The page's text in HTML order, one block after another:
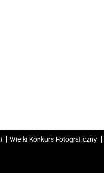
Wielki Konkurs Fotograficzny